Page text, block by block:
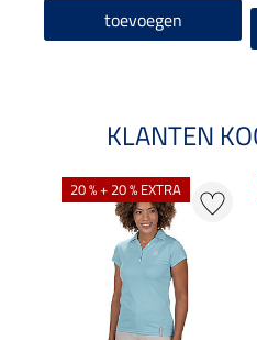
toevoegen
KLANTEN
20 % + 20 % EXTRA